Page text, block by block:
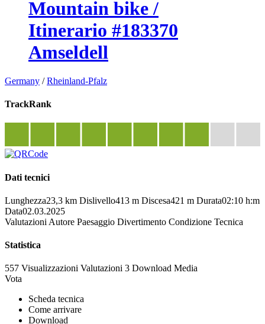
Mountain bike /
Itinerario #183370
Amseldell
Germany /Rheinland-Pfalz
TrackRank
Dati tecnici
Lunghezza23,3 km Dislivello413 m Discesa421 m Durata02:10 h:m
Data02.03.2025
Valutazioni Autore Paesaggio Divertimento Condizione Tecnica
Statistica
557 Visualizzazioni Valutazioni 3 Download Media
Vota
Scheda tecnica
Come arrivare
Download